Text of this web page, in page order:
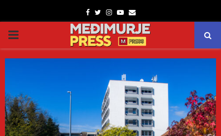
Facebook
TwitterInstagram
Youtube
Email
PRIMARY
MENU